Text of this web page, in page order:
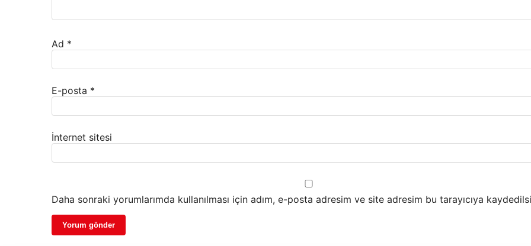
Ad *
E-posta *
İnternet sitesi
Daha sonraki yorumlarımda kullanılması için adım, e-posta adresim ve site adresim bu tarayıcıya